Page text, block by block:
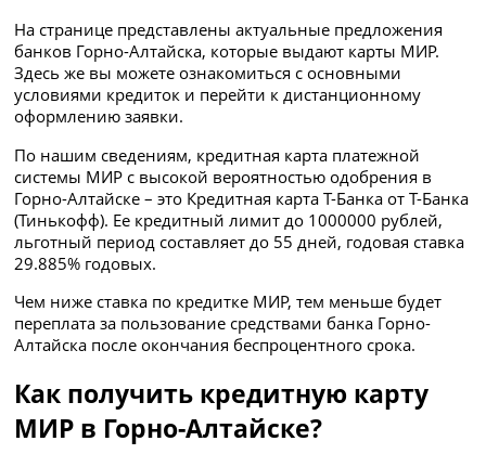
На странице представлены актуальные предложения
банков Горно-Алтайска, которые выдают карты МИР.
Здесь же вы можете ознакомиться с основными
условиями кредиток и перейти к дистанционному
оформлению заявки.
По нашим сведениям, кредитная карта платежной
системы МИР с высокой вероятностью одобрения в
Горно-Алтайске – это Кредитная карта Т-Банка от Т-Банка
(Тинькофф). Ее кредитный лимит до 1000000 рублей,
льготный период составляет до 55 дней, годовая ставка
29.885% годовых.
Чем ниже ставка по кредитке МИР, тем меньше будет
переплата за пользование средствами банка Горно-
Алтайска после окончания беспроцентного срока.
Как получить кредитную карту
МИР в Горно-Алтайске?